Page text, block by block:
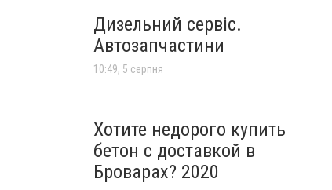
Дизельний сервіс.
Автозапчастини
10:49, 5 серпня
Хотите недорого купить
бетон с доставкой в
Броварах? 2020